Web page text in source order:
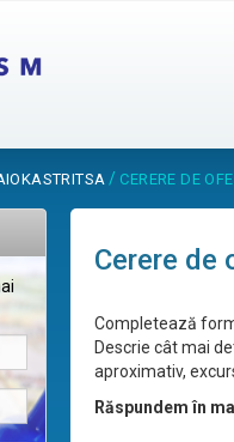
/ CERERE DE
Cerere de
Completează
Descrie cât mai
aproximativ,
Răspundem în